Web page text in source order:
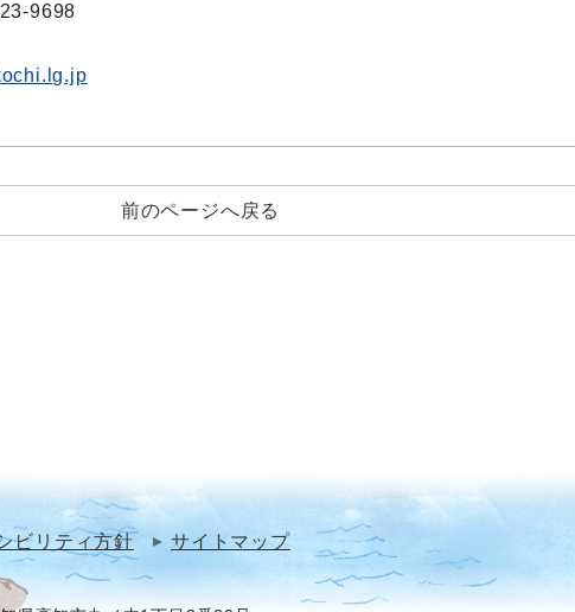
9698
前のページへ戻る
ビリティ方針 サイトマップ